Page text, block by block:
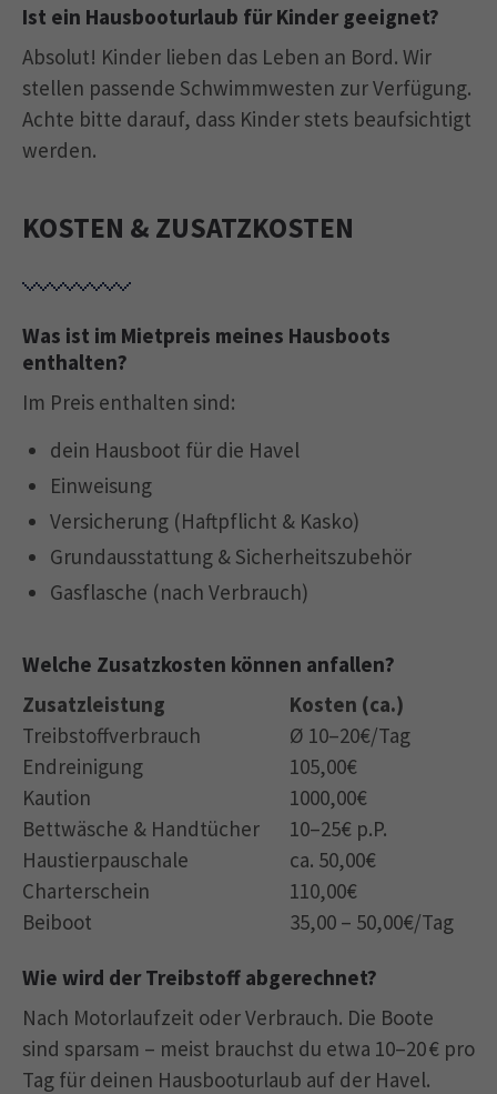
Ist ein Hausbooturlaub für Kinder geeignet?
Absolut! Kinder lieben das Leben an Bord. Wir
stellen passende Schwimmwesten zur Verfügung.
Achte bitte darauf, dass Kinder stets beaufsichtigt
werden.
KOSTEN & ZUSATZKOSTEN
Was ist im Mietpreis meines Hausboots
enthalten?
Im Preis enthalten sind:
dein Hausboot für die Havel
Einweisung
Versicherung (Haftpflicht & Kasko)
Grundausstattung & Sicherheitszubehör
Gasflasche (nach Verbrauch)
Welche Zusatzkosten können anfallen?
Zusatzleistung
Kosten (ca.)
Treibstoffverbrauch
Ø 10–20€/Tag
Endreinigung
105,00€
Kaution
1000,00€
Bettwäsche & Handtücher
10–25€ p.P.
Haustierpauschale
ca. 50,00€
Charterschein
110,00€
Beiboot
35,00 – 50,00€/Tag
Wie wird der Treibstoff abgerechnet?
Nach Motorlaufzeit oder Verbrauch. Die Boote
sind sparsam – meist brauchst du etwa 10–20 € pro
Tag für deinen Hausbooturlaub auf der Havel.